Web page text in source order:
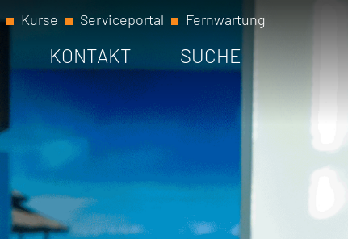
Kurse Serviceportal Fernwartung
KONTAKT SUCHE